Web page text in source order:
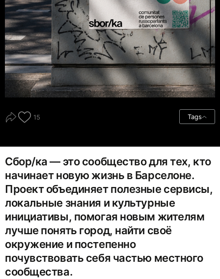
15 Tags
Сбор/ка — это сообщество для тех, кто
начинает новую жизнь в Барселоне.
Проект объединяет полезные сервисы,
локальные знания и культурные
инициативы, помогая новым жителям
лучше понять город, найти своё
окружение и постепенно
почувствовать себя частью местного
сообщества.